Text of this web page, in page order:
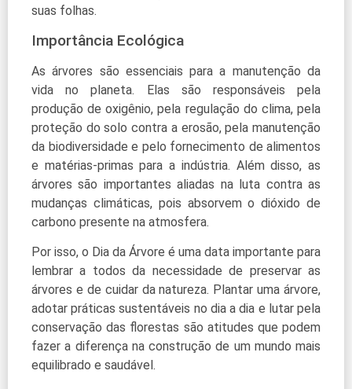
suas folhas.
Importância Ecológica
As árvores são essenciais para a manutenção da
vida no planeta. Elas são responsáveis pela
produção de oxigênio, pela regulação do clima, pela
proteção do solo contra a erosão, pela manutenção
da biodiversidade e pelo fornecimento de alimentos
e matérias-primas para a indústria. Além disso, as
árvores são importantes aliadas na luta contra as
mudanças climáticas, pois absorvem o dióxido de
carbono presente na atmosfera.
Por isso, o Dia da Árvore é uma data importante para
lembrar a todos da necessidade de preservar as
árvores e de cuidar da natureza. Plantar uma árvore,
adotar práticas sustentáveis no dia a dia e lutar pela
conservação das florestas são atitudes que podem
fazer a diferença na construção de um mundo mais
equilibrado e saudável.